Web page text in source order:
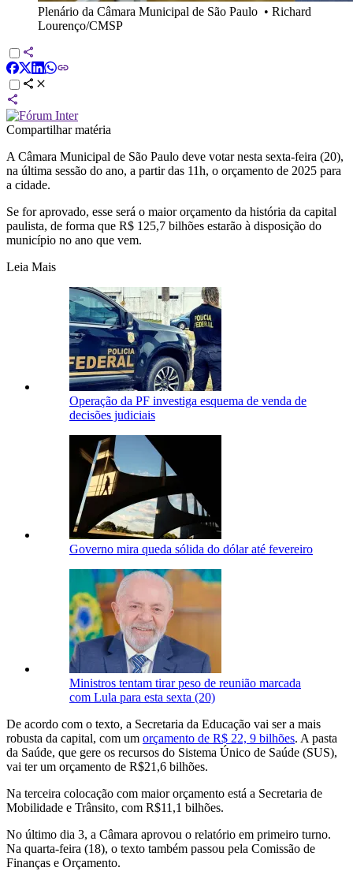
Plenário da Câmara Municipal de São Paulo • Richard
Lourenço/CMSP
Compartilhar matéria
A Câmara Municipal de São Paulo deve votar nesta sexta-feira (20),
na última sessão do ano, a partir das 11h, o orçamento de 2025 para
a cidade.
Se for aprovado, esse será o maior orçamento da história da capital
paulista, de forma que R$ 125,7 bilhões estarão à disposição do
município no ano que vem.
Leia Mais
Operação da PF investiga esquema de venda de
decisões judiciais
Governo mira queda sólida do dólar até fevereiro
Ministros tentam tirar peso de reunião marcada
com Lula para esta sexta (20)
De acordo com o texto, a Secretaria da Educação vai ser a mais
robusta da capital, com um orçamento de R$ 22, 9 bilhões. A pasta
da Saúde, que gere os recursos do Sistema Único de Saúde (SUS),
vai ter um orçamento de R$21,6 bilhões.
Na terceira colocação com maior orçamento está a Secretaria de
Mobilidade e Trânsito, com R$11,1 bilhões.
No último dia 3, a Câmara aprovou o relatório em primeiro turno.
Na quarta-feira (18), o texto também passou pela Comissão de
Finanças e Orçamento.